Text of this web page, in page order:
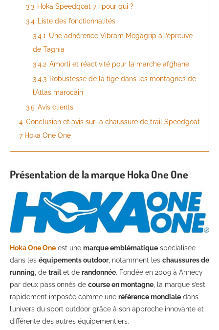
3.3 Hoka Speedgoat 7 : pour qui ?
3.4 Liste des fonctionnalités
3.4.1 Une adhérence Vibram Megagrip à l’épreuve
de Taghia
3.4.2 Amorti et réactivité pour la marche afghane
3.4.3 Robustesse de la tige dans les montagnes de
l’Atlas marocain
3.5 Avis clients
4 Conclusion et avis sur la chaussure de trail Speedgoat
7 Hoka One One
Présentation de la marque Hoka One One
Hoka One One est une marque emblématique spécialisée
dans les équipements outdoor, notamment les chaussures de
running , de trailet de randonnée. Fondée en 2009 à Annecy
par deux passionnés de course en montagne , la marque s’est
rapidement imposée comme une référence mondiale dans
l’univers du sport outdoor grâce à son approche innovante et
différente des autres équipementiers.